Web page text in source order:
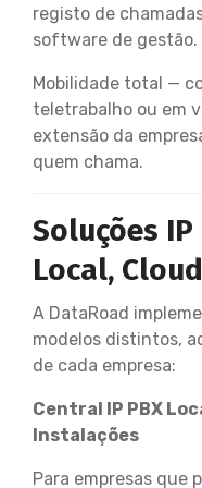
registo de
software de gestão.
Mobilidade total —
teletrabalho ou em
extensão da
quem chama.
Soluções
Local,
A DataRoad
modelos distintos,
de cada empresa:
Central IP PBX
Instalações
Para empresas que